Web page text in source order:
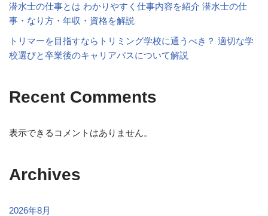
潜水士の仕事とは わかりやすく仕事内容を紹介 潜水士の仕
事・なり方・年収・資格を解説
トリマーを目指すならトリミング学校に通うべき？ 適切な学
校選びと卒業後のキャリアパスについて解説
Recent Comments
表示できるコメントはありません。
Archives
2026年8月